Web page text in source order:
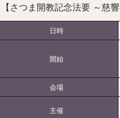
【さつま開教記念法要 ～慈
日時
開始
会場
主催